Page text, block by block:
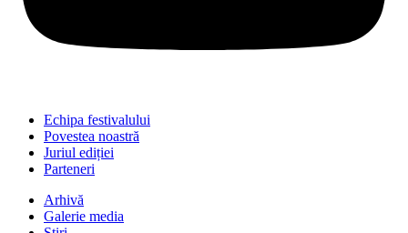
Echipa festivalului
Povestea noastră
Juriul ediției
Parteneri
Arhivă
Galerie media